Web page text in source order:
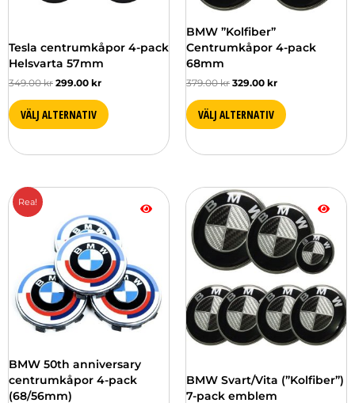
Tesla centrumkåpor 4-pack
Helsvarta 57mm
349.00kr 299.00 kr
VÄLJ ALTERNATIV
BMW ”Kolfiber”
Centrumkåpor 4-pack
68mm
379.00kr 329.00 kr
VÄLJ ALTERNATIV
Rea!
BMW 50th anniversary
centrumkåpor 4-pack
(68/56mm)
priset
var:
399.00 kr.
nuvarande
priset
är:
349.00 kr.
Den
här
produkten
varianter.
De
olika
alternativen
på
produktsidan
BMW Svart/Vita (”Kolfiber”)
7-pack emblem
Den
här
produkten
har
flera
varianter.
De
olika
alternativen
kan
produktsidan